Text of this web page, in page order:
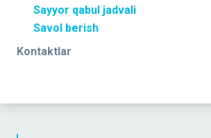
Sayyor qabul jadvali
Savol berish
Kontaktlar